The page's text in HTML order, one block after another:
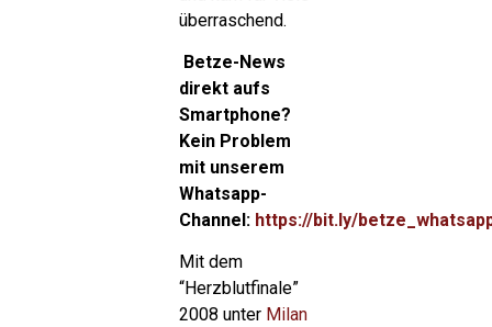
überraschend.
Betze-News
direkt aufs
Smartphone?
Kein Problem
mit unserem
Whatsapp-
Channel: https://bit.ly/
Mit dem
“Herzblutfinale”
2008 unter Milan